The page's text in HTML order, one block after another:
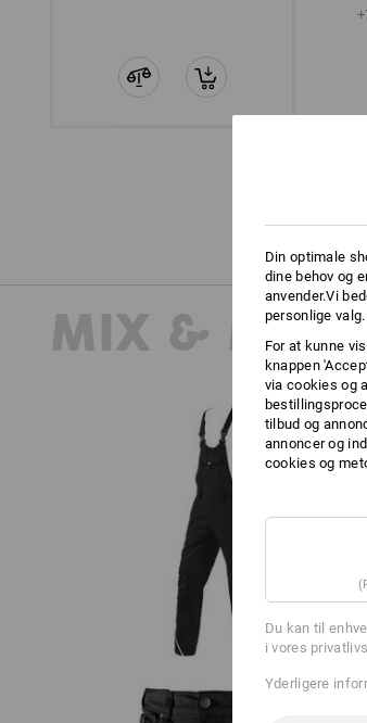
MIX &
Overall e.s.motion
Din optimale
dine behov og
anvender.Vi
personlige valg.
For at kunne
knappen
via cookies og
tilbud og
annoncer og
cookies og
Du kan til
i vores
Yderligere